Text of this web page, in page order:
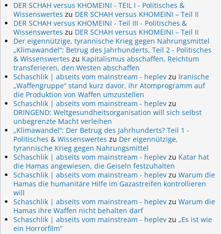
DER SCHAH versus KHOMEINI - TEIL I - Politisches &
Wissenswertes zu DER SCHAH versus KHOMEINI – Teil II
DER SCHAH versus KHOMEINI - Teil III - Politisches &
Wissenswertes zu DER SCHAH versus KHOMEINI – Teil II
Der eigennützige, tyrannische Krieg gegen Nahrungsmittel
„Klimawandel“: Betrug des Jahrhunderts, Teil 2 - Politisches
& Wissenswertes zu Kapitalismus abschaffen, Reichtum
transferieren, den Westen abschaffen
Schaschlik | abseits vom mainstream - heplev zu Iranische
„Waffengruppe“ stand kurz davor, ihr Atomprogramm auf
die Produktion von Waffen umzustellen
Schaschlik | abseits vom mainstream - heplev zu
DRINGEND: Weltgesundheitsorganisation will sich selbst
unbegrenzte Macht verleihen
„Klimawandel“: Der Betrug des Jahrhunderts? Teil 1 -
Politisches & Wissenswertes zu Der eigennützige,
tyrannische Krieg gegen Nahrungsmittel
Schaschlik | abseits vom mainstream - heplev zu Katar hat
die Hamas angewiesen, die Geiseln festzuhalten
Schaschlik | abseits vom mainstream - heplev zu Warum die
Hamas die humanitäre Hilfe im Gazastreifen kontrollieren
will
Schaschlik | abseits vom mainstream - heplev zu Warum die
Hamas ihre Waffen nicht behalten darf
Schaschlik | abseits vom mainstream - heplev zu „Es ist wie
ein Horrorfilm“